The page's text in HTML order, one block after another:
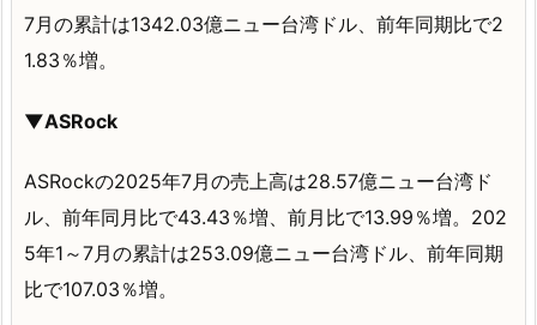
7月の累計は1342.03億ニュー台湾ドル、前年同期比で2
1.83％増。
▼ASRock
ASRockの2025年7月の売上高は28.57億ニュー台湾ド
ル、前年同月比で43.43％増、前月比で13.99％増。202
5年1～7月の累計は253.09億ニュー台湾ドル、前年同期
比で107.03％増。